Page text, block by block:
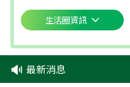
生活圈資訊
最新消息